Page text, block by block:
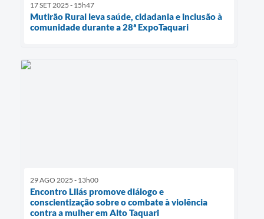
17 SET 2025 - 15h47
Mutirão Rural leva saúde, cidadania e inclusão à
comunidade durante a 28ª ExpoTaquari
29 AGO 2025 - 13h00
Encontro Lilás promove diálogo e
conscientização sobre o combate à violência
contra a mulher em Alto Taquari